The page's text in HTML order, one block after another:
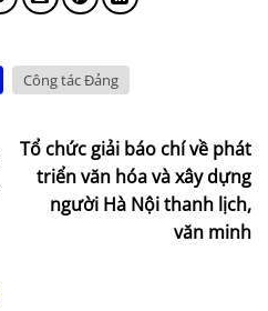
Công tác Đảng
Tổ chức giải báo chí về phát
triển văn hóa và xây dựng
người Hà Nội thanh lịch,
văn minh